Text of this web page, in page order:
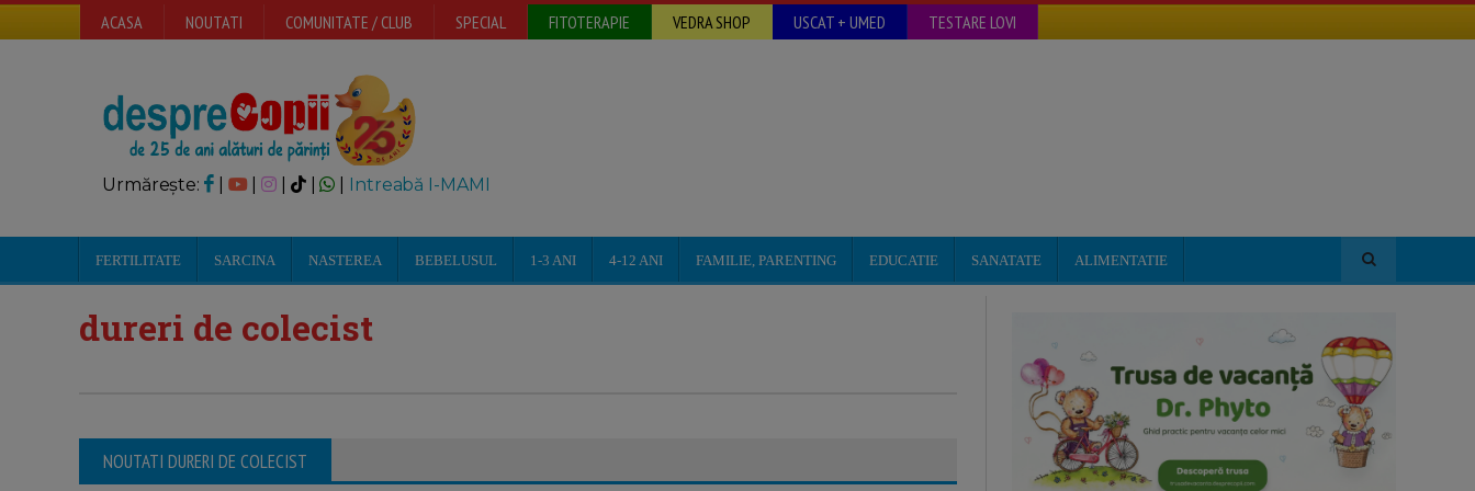
ACASA NOUTATI COMUNITATE / CLUB SPECIAL FITOTERAPIE VEDRA SHOP USCAT + UMED TESTARE LOVI
Urmărește: | | Intreabă I-MAMI
FERTILITATE SARCINA NASTEREA BEBELUSUL 1-3 ANI 4-12 ANI FAMILIE, PARENTING EDUCATIE SANATATE ALIMENTATIE
dureri de colecist
NOUTATI DURERI DE COLECIST